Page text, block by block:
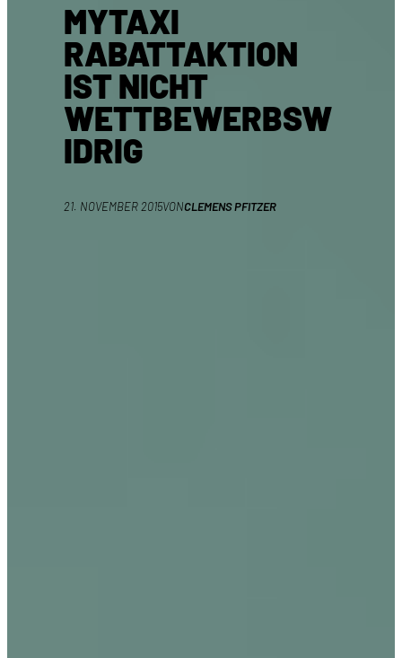
MYTAXI
RABATTAKTION
IST NICHT
WETTBEWERBSW
IDRIG
21. NOVEMBER 2015VONCLEMENS PFITZER